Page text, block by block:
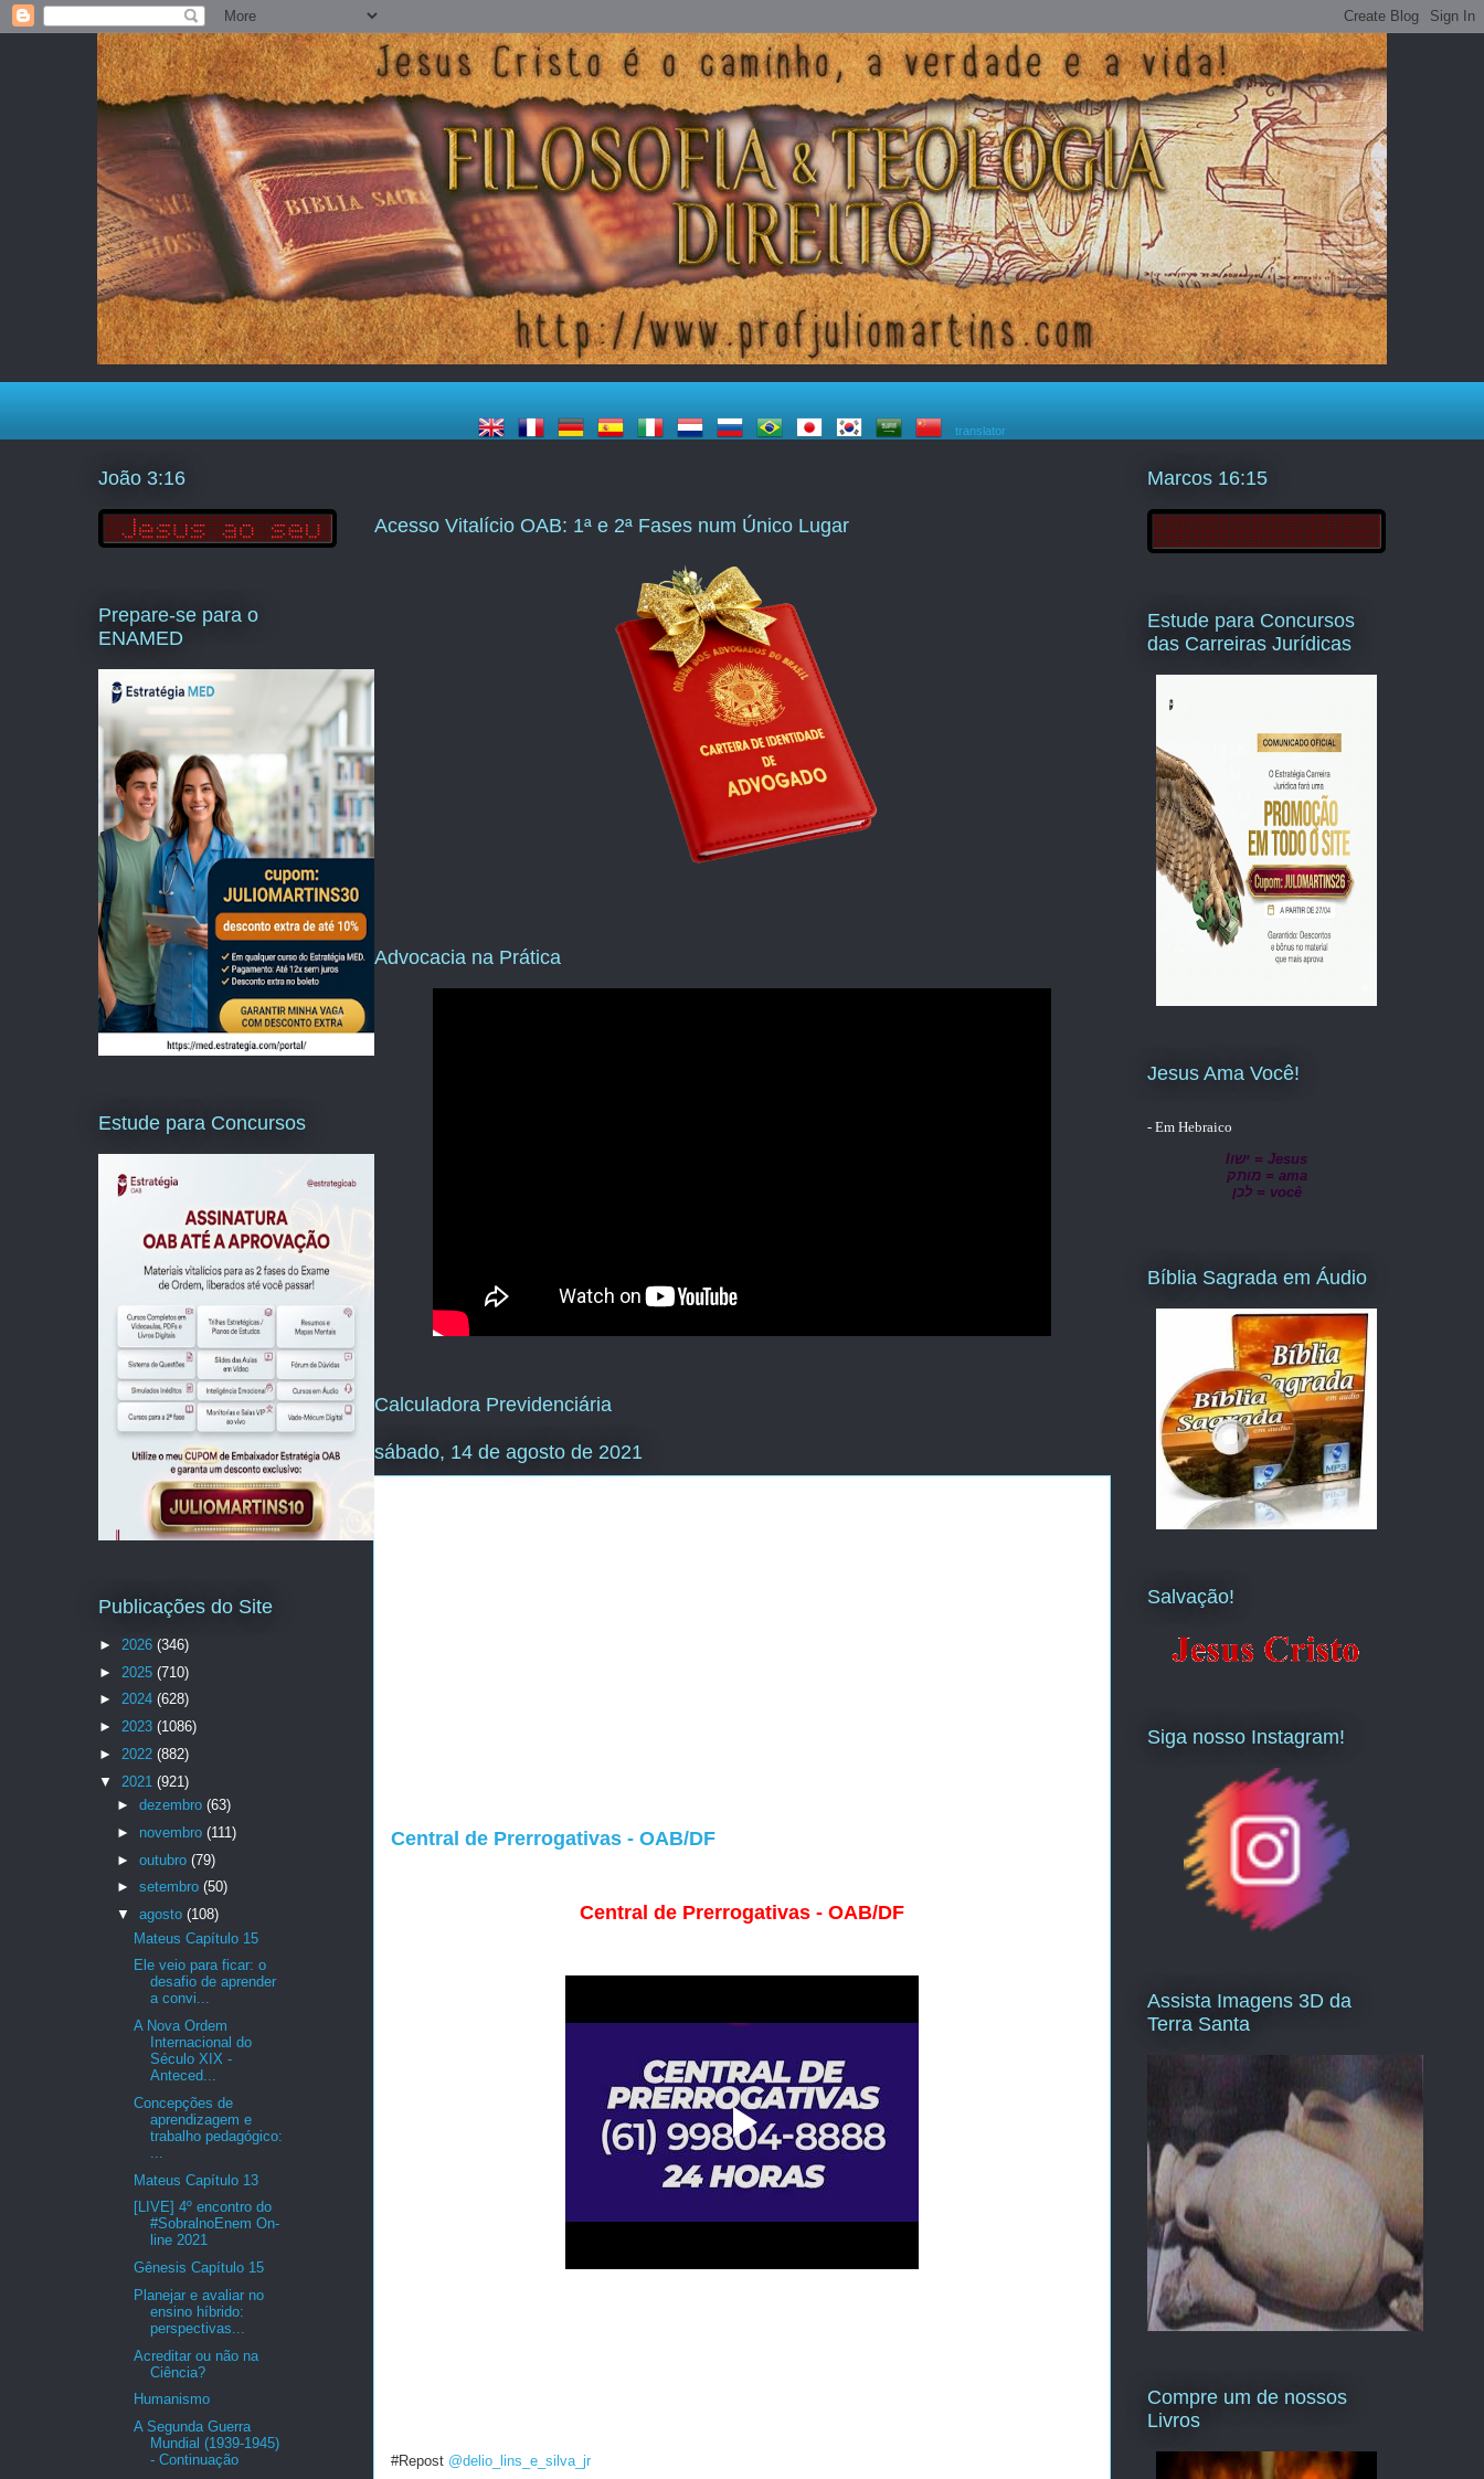
translator
Acesso Vitalício OAB: 1ª e 2ª Fases num Único Lugar
Advocacia na Prática
Calculadora Previdenciária
sábado, 14 de agosto de 2021
Central de Prerrogativas - OAB/DF
Central de Prerrogativas - OAB/DF
#Repost @delio_lins_e_silva_jr
João 3:16
Prepare-se para o
ENAMED
Estude para Concursos
Publicações do Site
► 2026 (346)
► 2025 (710)
► 2024 (628)
► 2023 (1086)
► 2022 (882)
▼ 2021 (921)
► dezembro (63)
► novembro (111)
► outubro (79)
► setembro (50)
▼ agosto (108)
Mateus Capítulo 15
Ele veio para ficar: o
desafio de aprender
a convi...
A Nova Ordem
Internacional do
Século XIX -
Anteced...
Concepções de
aprendizagem e
trabalho pedagógico:
Mateus Capítulo 13
[LIVE] 4º encontro do
#SobralnoEnem On-
line 2021
Gênesis Capítulo 15
Planejar e avaliar no
ensino híbrido:
perspectivas...
Acreditar ou não na
Ciência?
Humanismo
A Segunda Guerra
Mundial (1939-1945)
- Continuação
Marcos 16:15
Estude para Concursos
das Carreiras Jurídicas
Jesus Ama Você!
- Em Hebraico
lישו = Jesus
מותק = ama
לכן = você
Bíblia Sagrada em Áudio
Salvação!
Siga nosso Instagram!
Assista Imagens 3D da
Terra Santa
Compre um de nossos
Livros